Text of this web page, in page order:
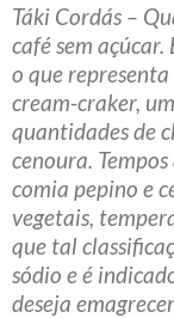
Táki Cordás –
café sem
o que
cream-craker,
quantidades de
cenoura.
comia pepino e
vegetais,
que tal
sódio e é
deseja